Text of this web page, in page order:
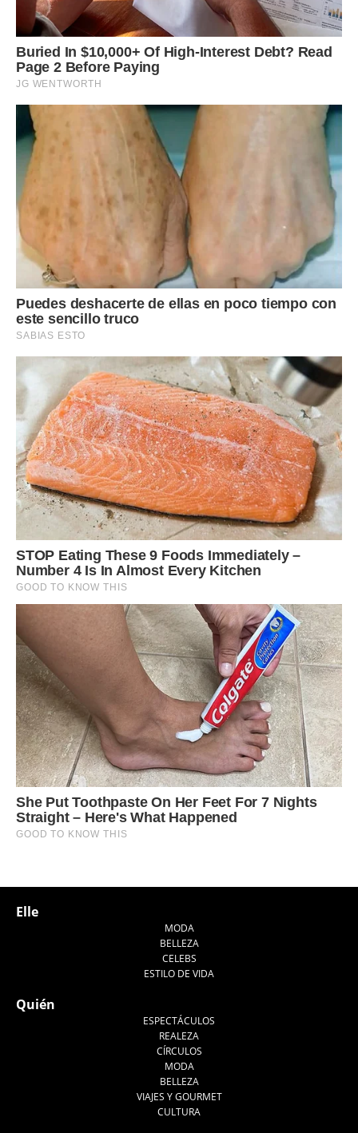
Elle
MODA
BELLEZA
CELEBS
ESTILO DE VIDA
Quién
ESPECTÁCULOS
REALEZA
CÍRCULOS
MODA
BELLEZA
VIAJES Y GOURMET
CULTURA